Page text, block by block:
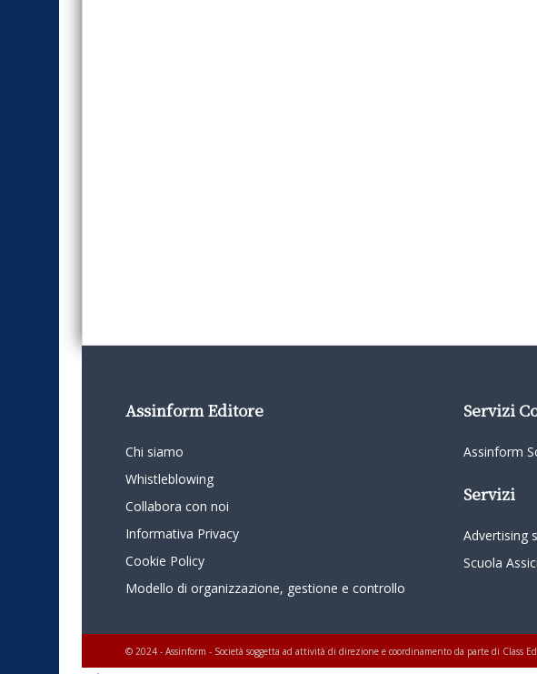
Assinform Editore
Chi siamo
Whistleblowing
Collabora con noi
Informativa Privacy
Cookie Policy
Modello di organizzazione, gestione e controllo
Servizi
Assinform
Servizi
Advertising
Scuola
© 2024 - Assinform - Società soggetta ad attività di direzione e coordinamento da parte di